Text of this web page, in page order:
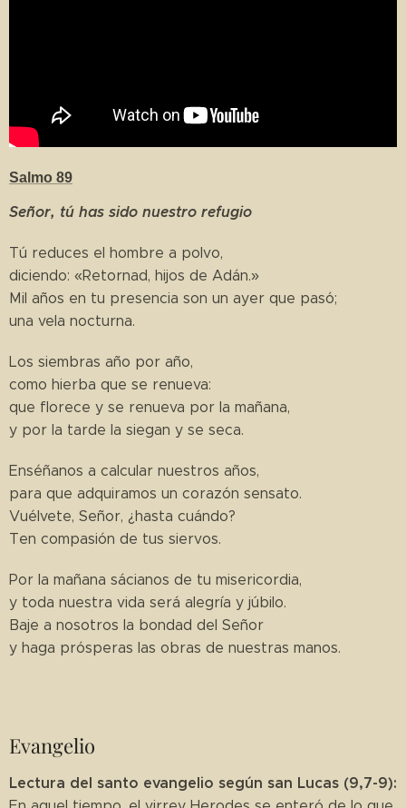
Salmo 89
Señor, tú has sido nuestro refugio
Tú reduces el hombre a polvo,
diciendo: «Retornad, hijos de Adán.»
Mil años en tu presencia son un ayer que pasó;
una vela nocturna.
Los siembras año por año,
como hierba que se renueva:
que florece y se renueva por la mañana,
y por la tarde la siegan y se seca.
Enséñanos a calcular nuestros años,
para que adquiramos un corazón sensato.
Vuélvete, Señor, ¿hasta cuándo?
Ten compasión de tus siervos.
Por la mañana sácianos de tu misericordia,
y toda nuestra vida será alegría y júbilo.
Baje a nosotros la bondad del Señor
y haga prósperas las obras de nuestras manos.
Evangelio
Lectura del santo evangelio según san Lucas (9,7-9):